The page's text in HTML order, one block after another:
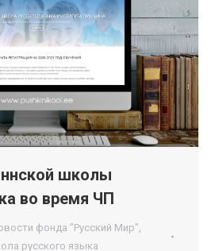
школы
во время ЧП
фонда "Русский Мир",
русского языка